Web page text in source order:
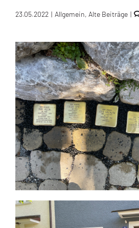
23.05.2022 | Allgemein, Alte Beiträge |